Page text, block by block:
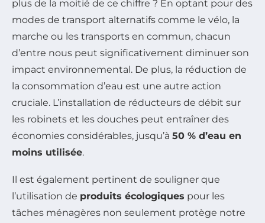
plus de la moitié de ce chiffre ? En optant pour des
modes de transport alternatifs comme le vélo, la
marche ou les transports en commun, chacun
d’entre nous peut significativement diminuer son
impact environnemental. De plus, la réduction de
la consommation d’eau est une autre action
cruciale. L’installation de réducteurs de débit sur
les robinets et les douches peut entraîner des
économies considérables, jusqu’à 50 % d’eau en
moins utilisée.
Il est également pertinent de souligner que
l’utilisation de produits écologiques pour les
tâches ménagères non seulement protège notre